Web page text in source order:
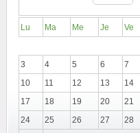
Lu Ma Me Je Ve
3
4 5 6 7
10
11 12 13 14
17
18 19 20 21
24
25 26 27 28